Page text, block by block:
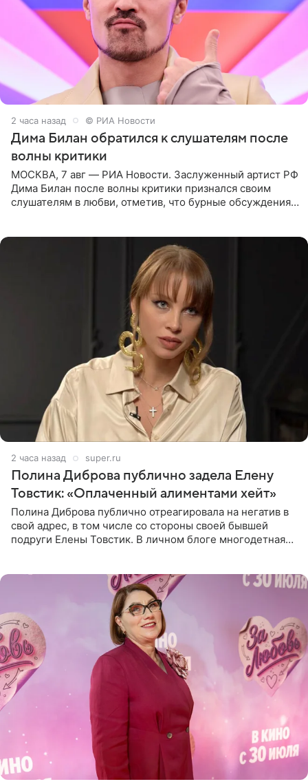
2 часа назад © РИА Новости
Дима Билан обратился к слушателям после
волны критики
МОСКВА, 7 авг — РИА Новости. Заслуженный артист РФ
Дима Билан после волны критики признался своим
слушателям в любви, отметив, что бурные обсуждения
2 часа назад super.ru
Полина Диброва публично задела Елену
Товстик: «Оплаченный алиментами хейт»
Полина Диброва публично отреагировала на негатив в
свой адрес, в том числе со стороны своей бывшей
подруги Елены Товстик. В личном блоге многодетная